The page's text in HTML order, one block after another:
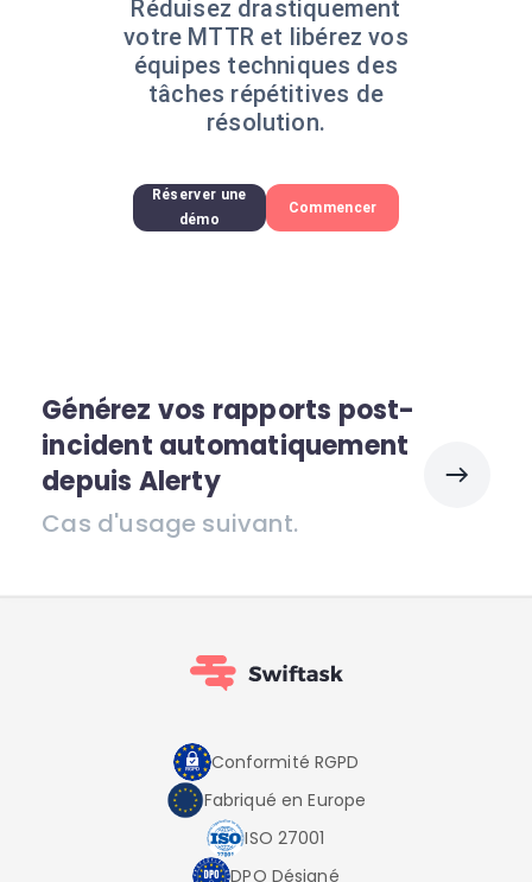
Réduisez drastiquement
votre MTTR et libérez vos
équipes techniques des
tâches répétitives de
résolution.
Réserver une
démo
Commencer
Générez vos rapports post-
incident automatiquement
depuis Alerty
Cas d'usage suivant.
Conformité RGPD
Fabriqué en Europe
ISO 27001
DPO Désigné